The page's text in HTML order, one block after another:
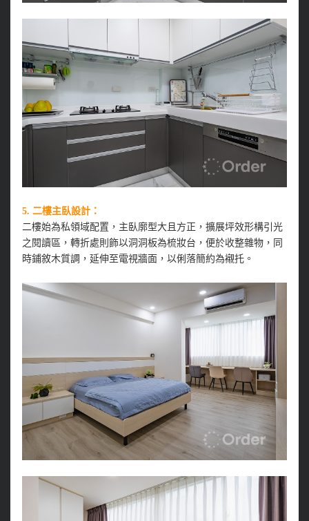
5. 二樓主臥設計：
二樓始為私領域配置，主臥廓型大且方正，擴展坪效形構引光
之閱讀區，轉折處則飾以洞洞板為梳妝台，便於收整雜物，同
時鋪敘木質調，延伸至電視牆面，以俐落簡約為襯托。